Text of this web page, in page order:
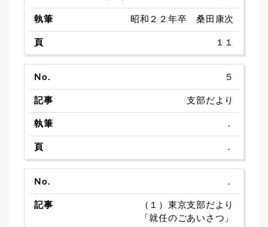
昭和２２年卒 桑田康次
１１
５
支部だより
．
．
．
（１）東京支部だより
「就任のごあいさつ」